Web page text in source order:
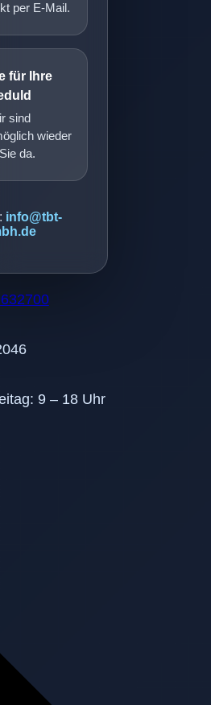
per E-Mail.
für Ihre
sind
wieder
da.
info@tbt-
9 – 18 Uhr